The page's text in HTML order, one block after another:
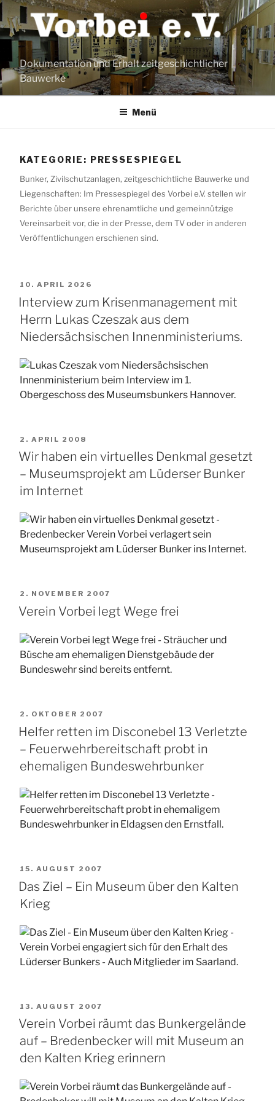
Zum
Inhalt
springen
Dokumentation und Erhalt zeitgeschichtlicher
Bauwerke
Menü
KATEGORIE: PRESSESPIEGEL
Bunker, Zivilschutzanlagen, zeitgeschichtliche Bauwerke und
Liegenschaften: Im Pressespiegel des Vorbei e.V. stellen wir
Berichte über unsere ehrenamtliche und gemeinnützige
Vereinsarbeit vor, die in der Presse, dem TV oder in anderen
Veröffentlichungen erschienen sind.
VERÖFFENTLICHT
AM
10. APRIL 2026
Interview zum Krisenmanagement mit
Herrn Lukas Czeszak aus dem
Niedersächsischen Innenministeriums.
VERÖFFENTLICHT
AM
2. APRIL 2008
Wir haben ein virtuelles Denkmal gesetzt
– Museumsprojekt am Lüderser Bunker
im Internet
VERÖFFENTLICHT
AM
2. NOVEMBER 2007
Verein Vorbei legt Wege frei
VERÖFFENTLICHT
AM
2. OKTOBER 2007
Helfer retten im Disconebel 13 Verletzte
– Feuerwehrbereitschaft probt in
ehemaligen Bundeswehrbunker
VERÖFFENTLICHT
AM
15. AUGUST 2007
Das Ziel – Ein Museum über den Kalten
Krieg
VERÖFFENTLICHT
AM
13. AUGUST 2007
Verein Vorbei räumt das Bunkergelände
auf – Bredenbecker will mit Museum an
den Kalten Krieg erinnern